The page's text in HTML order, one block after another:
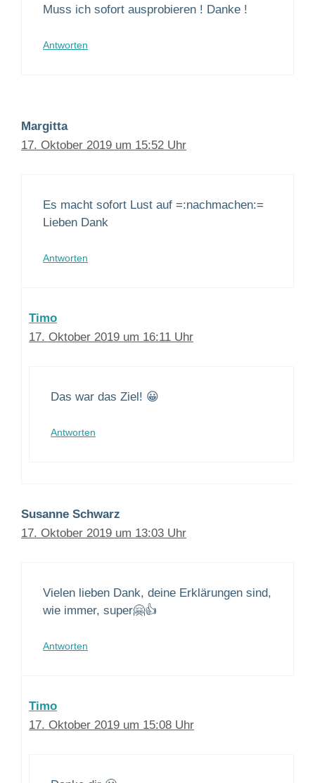
Muss ich sofort ausprobieren ! Danke !
Antworten
Margitta
17. Oktober 2019 um 15:52 Uhr
Es macht sofort Lust auf =:nachmachen:=
Lieben Dank
Antworten
Timo
17. Oktober 2019 um 16:11 Uhr
Das war das Ziel! 😀
Antworten
Susanne Schwarz
17. Oktober 2019 um 13:03 Uhr
Vielen lieben Dank, deine Erklärungen sind,
wie immer, super🤗👍
Antworten
Timo
17. Oktober 2019 um 15:08 Uhr